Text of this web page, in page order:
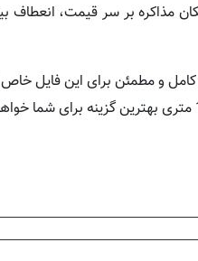
مذاکره بر سر قیمت، انعطاف
کامل و مطمئن برای این فایل